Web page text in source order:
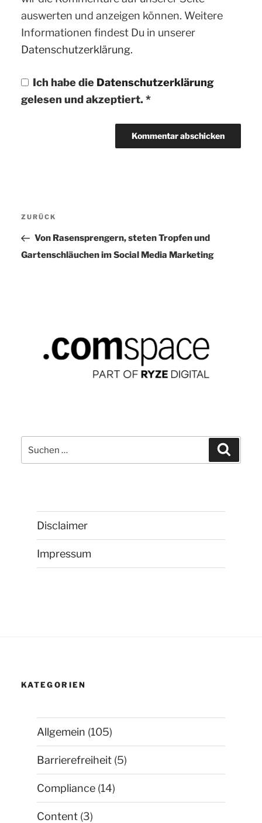
auswerten und anzeigen können. Weitere
Informationen findest Du in unserer
Datenschutzerklärung.
Ich habe die Datenschutzerklärung
gelesen und akzeptiert. *
Vorheriger
Beitrag
ZURÜCK
Von Rasensprengern, steten Tropfen und
Gartenschläuchen im Social Media Marketing
Suchen
nach:
Disclaimer
Impressum
KATEGORIEN
Allgemein (105)
Barrierefreiheit (5)
Compliance (14)
Content (3)